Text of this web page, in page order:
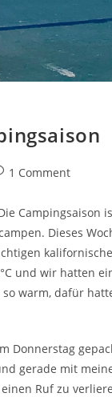
1 Comment
Campingsaison
Dieses
und wir hatten
so warm, dafür
Donnerstag
gerade mit
Ruf zu